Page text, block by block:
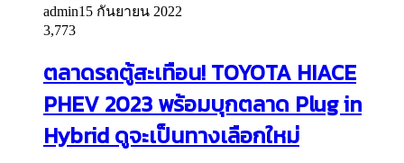
admin15 กันยายน 2022
3,773
ตลาดรถตู้สะเทือน! TOYOTA HIACE
PHEV 2023 พร้อมบุกตลาด Plug in
Hybrid ดูจะเป็นทางเลือกใหม่